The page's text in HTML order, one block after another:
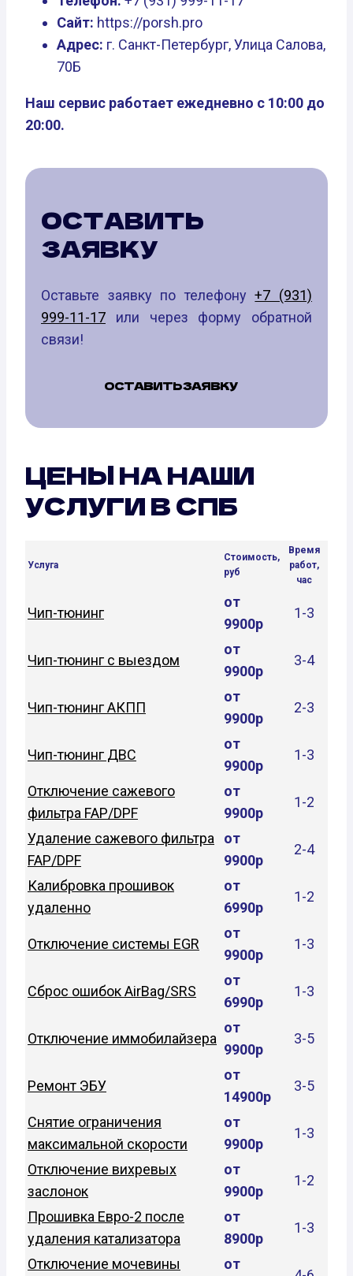
Сайт: https://porsh.pro
Адрес: г. Санкт-Петербург, Улица Салова,
70Б
Наш сервис работает ежедневно с 10:00 до
20:00.
ОСТАВИТЬ
ЗАЯВКУ
Оставьте заявку по телефону+7 (931)
999-11-17 или через форму обратной
связи!
ОСТАВИТЬ ЗАЯВКУ
ЦЕНЫ НА НАШИ
УСЛУГИ В СПБ
Услуга
Стоимость,
руб
Время
работ,
час
Чип-тюнинг
от
9900р
1-3
Чип-тюнинг с выездом
от
9900р
3-4
Чип-тюнинг АКПП
от
9900р
2-3
Чип-тюнинг ДВС
от
9900р
1-3
Отключение сажевого
фильтра FAP/DPF
от
9900р
1-2
Удаление сажевого фильтра
FAP/DPF
от
9900р
2-4
Калибровка прошивок
удаленно
от
6990р
1-2
Отключение системы EGR
от
9900р
1-3
Сброс ошибок AirBag/SRS
от
6990р
1-3
Отключение иммобилайзера
от
9900р
3-5
Ремонт ЭБУ
от
14900р
3-5
Снятие ограничения
максимальной скорости
от
9900р
1-3
Отключение вихревых
заслонок
от
9900р
1-2
Прошивка Евро-2 после
удаления катализатора
от
8900р
1-3
Отключение мочевины от